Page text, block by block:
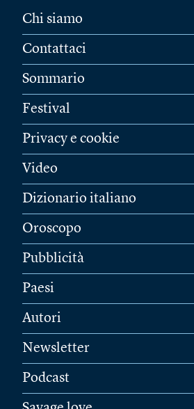
Chi siamo
Contattaci
Sommario
Festival
Privacy e cookie
Video
Dizionario italiano
Oroscopo
Pubblicità
Paesi
Autori
Newsletter
Podcast